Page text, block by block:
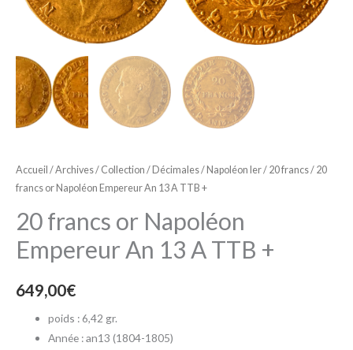
Accueil /Archives/ Collection /Décimales/Napoléon Ier/ 20 francs/ 20
francs or Napoléon Empereur An 13 A TTB +
20 francs or Napoléon
Empereur An 13 A TTB +
649,00€
poids : 6,42 gr.
Année : an13 (1804-1805)